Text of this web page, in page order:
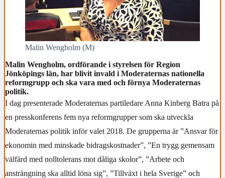
Malin Wengholm (M)
Malin Wengholm, ordförande i styrelsen för Region
Jönköpings län, har blivit invald i Moderaternas nationella
reformgrupp och ska vara med och förnya Moderaternas
politik.
I dag presenterade Moderaternas partiledare Anna Kinberg Batra på
en presskonferens fem nya reformgrupper som ska utveckla
Moderaternas politik inför valet 2018. De grupperna är ”Ansvar för
ekonomin med minskade bidragskostnader”, ”En trygg gemensam
välfärd med nolltolerans mot dåliga skolor”, ”Arbete och
ansträngning ska alltid löna sig”, ”Tillväxt i hela Sverige” och